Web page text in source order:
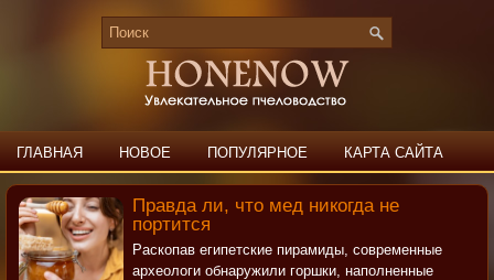
ГЛАВНАЯ НОВОЕ ПОПУЛЯРНОЕ КАРТА САЙТА
ПОИСК КОНТАКТЫ
Правда ли, что мед никогда не
портится
Раскопав египетские пирамиды, современные
археологи обнаружили горшки, наполненные